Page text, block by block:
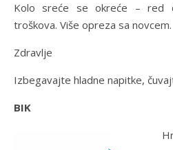
Kolo sreće se okreće – red
troškova. Više opreza sa novcem.
Zdravlje
Izbegavajte hladne napitke,
BIK